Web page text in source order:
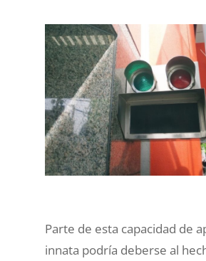
Parte de esta capacidad de
innata podría deberse al